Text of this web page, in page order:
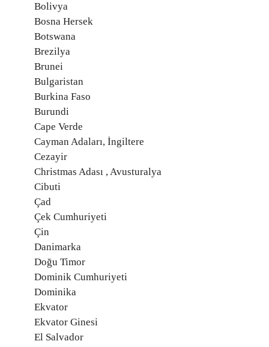
Bolivya
Bosna Hersek
Botswana
Brezilya
Brunei
Bulgaristan
Burkina Faso
Burundi
Cape Verde
Cayman Adaları, İngiltere
Cezayir
Christmas Adası , Avusturalya
Cibuti
Çad
Çek Cumhuriyeti
Çin
Danimarka
Doğu Timor
Dominik Cumhuriyeti
Dominika
Ekvator
Ekvator Ginesi
El Salvador